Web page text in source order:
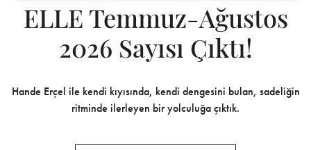
ELLE Temmuz-Ağustos
2026 Sayısı Çıktı!
Hande Erçel ile kendi kıyısında, kendi dengesini bulan, sadeliğin
ritminde ilerleyen bir yolculuğa çıktık.